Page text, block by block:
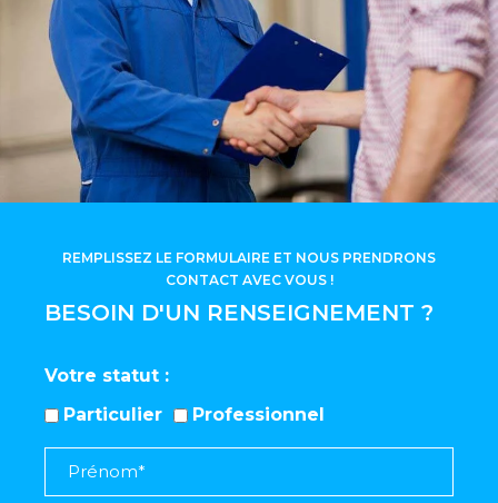
BESOIN D'UN RENSEIGNEMENT ?
REMPLISSEZ LE FORMULAIRE ET NOUS PRENDRONS
CONTACT AVEC VOUS !
Votre statut
Particulier
Professionnel